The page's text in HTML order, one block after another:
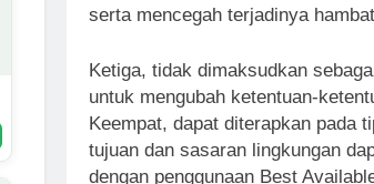
serta mencegah terjadinya
Ketiga, tidak dimaksudkan
untuk mengubah ketentuan-
Keempat, dapat diterapkan pada
tujuan dan sasaran lingkungan
dengan penggunaan Best